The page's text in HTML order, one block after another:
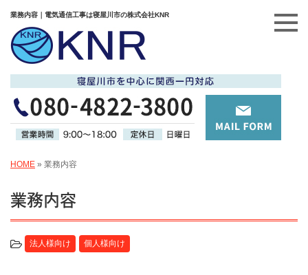
業務内容｜電気通信工事は寝屋川市の株式会社KNR
HOME » 業務内容
業務内容
法人様向け 個人様向け